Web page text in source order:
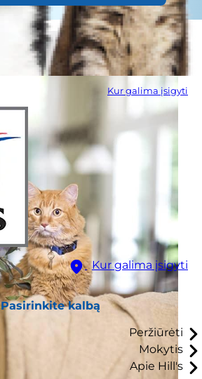
Kur galima įsigyti
Kur galima įsigyti
Pasirinkite kalbą
Peržiūrėti
Mokytis
Apie Hill's